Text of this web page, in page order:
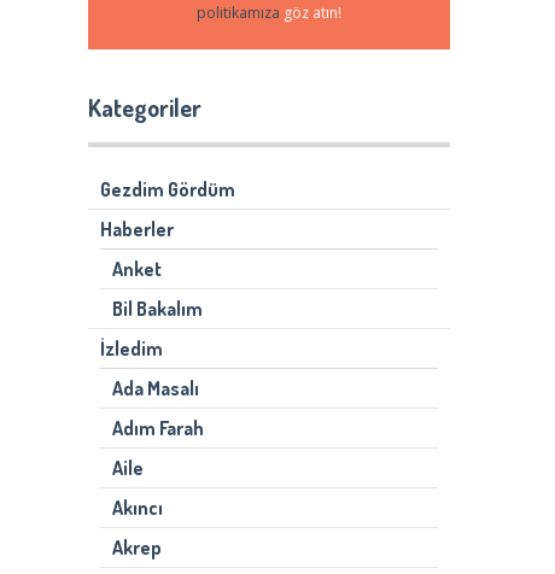
politikamıza göz atın!
Kategoriler
Gezdim Gördüm
Haberler
Anket
Bil Bakalım
İzledim
Ada Masalı
Adım Farah
Aile
Akıncı
Akrep